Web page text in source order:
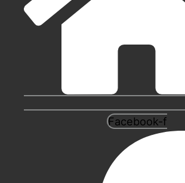
Facebook-f